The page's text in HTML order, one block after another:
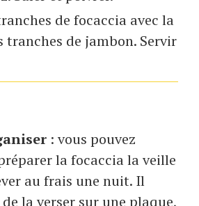
de focaccia avec la
tranches de jambon. Servir
: vous pouvez
la focaccia la veille
au frais une nuit. Il
la verser sur une plaque,